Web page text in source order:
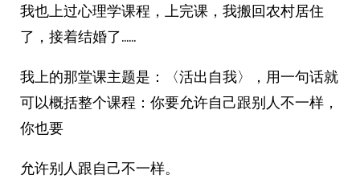
我也上过心理学课程，上完课，我搬回农村居住
了，接着结婚了……
我上的那堂课主题是：〈活出自我〉，用一句话就
可以概括整个课程：你要允许自己跟别人不一样，
你也要
允许别人跟自己不一样。